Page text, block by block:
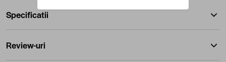
Specificatii
Review-uri